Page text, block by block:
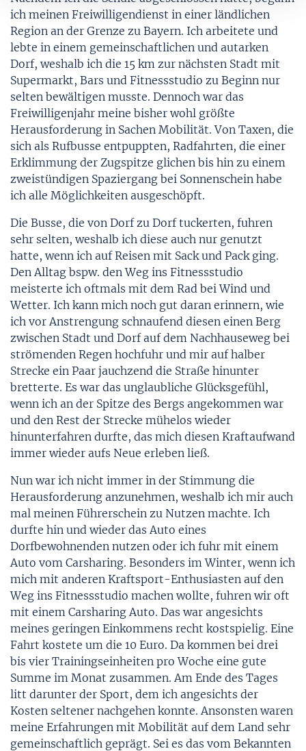
Kostenfaktoren alternativer Antriebe
CO2-Preis
Tool: Pkw-Kostenrechner
Tool: Pkw Energie Check
Alternative Kraftstoffe
Alternative Kraftstoffe
Mobilitätsquartett
ich meinen Freiwilligendienst in einer ländlichen
Region an der Grenze zu Bayern. Ich arbeitete und
lebte in einem gemeinschaftlichen und autarken
Dorf, weshalb ich die 15 km zur nächsten Stadt mit
Supermarkt, Bars und Fitnessstudio zu Beginn nur
selten bewältigen musste. Dennoch war das
Freiwilligenjahr meine bisher wohl größte
Herausforderung in Sachen Mobilität. Von Taxen, die
sich als Rufbusse entpuppten, Radfahrten, die einer
Erklimmung der Zugspitze glichen bis hin zu einem
zweistündigen Spaziergang bei Sonnenschein habe
ich alle Möglichkeiten ausgeschöpft.
Die Busse, die von Dorf zu Dorf tuckerten, fuhren
sehr selten, weshalb ich diese auch nur genutzt
hatte, wenn ich auf Reisen mit Sack und Pack ging.
Den Alltag bspw. den Weg ins Fitnessstudio
meisterte ich oftmals mit dem Rad bei Wind und
Wetter. Ich kann mich noch gut daran erinnern, wie
ich vor Anstrengung schnaufend diesen einen Berg
zwischen Stadt und Dorf auf dem Nachhauseweg bei
strömenden Regen hochfuhr und mir auf halber
Strecke ein Paar jauchzend die Straße hinunter
bretterte. Es war das unglaubliche Glücksgefühl,
wenn ich an der Spitze des Bergs angekommen war
und den Rest der Strecke mühelos wieder
hinunterfahren durfte, das mich diesen Kraftaufwand
immer wieder aufs Neue erleben ließ.
Nun war ich nicht immer in der Stimmung die
Herausforderung anzunehmen, weshalb ich mir auch
mal meinen Führerschein zu Nutzen machte. Ich
durfte hin und wieder das Auto eines
Dorfbewohnenden nutzen oder ich fuhr mit einem
Auto vom Carsharing. Besonders im Winter, wenn ich
mich mit anderen Kraftsport-Enthusiasten auf den
Weg ins Fitnessstudio machen wollte, fuhren wir oft
mit einem Carsharing Auto. Das war angesichts
meines geringen Einkommens recht kostspielig. Eine
Fahrt kostete um die 10 Euro. Da kommen bei drei
bis vier Trainingseinheiten pro Woche eine gute
Summe im Monat zusammen. Am Ende des Tages
litt darunter der Sport, dem ich angesichts der
Kosten seltener nachgehen konnte. Ansonsten waren
meine Erfahrungen mit Mobilität auf dem Land sehr
gemeinschaftlich geprägt. Sei es das vom Bekannten